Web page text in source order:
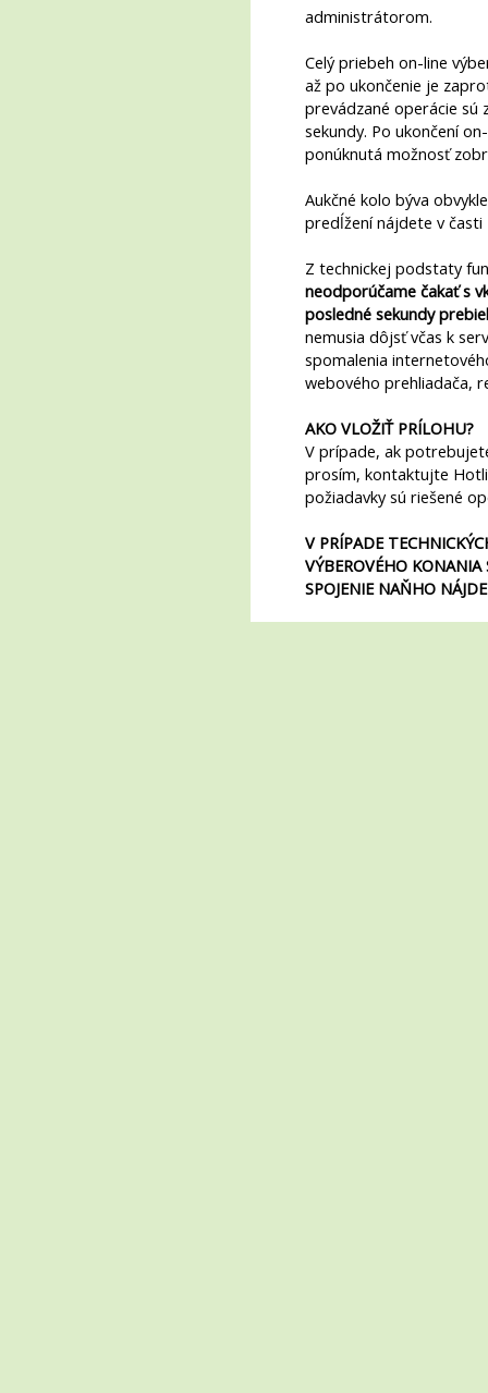
administrátorom.
Celý priebeh on-line
až po ukončenie je
prevádzané operácie sú
sekundy. Po ukončení
ponúknutá možnosť
Aukčné kolo býva
predĺžení nájdete v časti
Z technickej podstaty
neodporúčame čakať s
posledné sekundy
nemusia dôjsť včas k
spomalenia
webového prehliadača,
AKO VLOŽIŤ PRÍLOHU?
V prípade, ak
prosím, kontaktujte
požiadavky sú riešené
V PRÍPADE
VÝBEROVÉHO
SPOJENIE NAŇHO